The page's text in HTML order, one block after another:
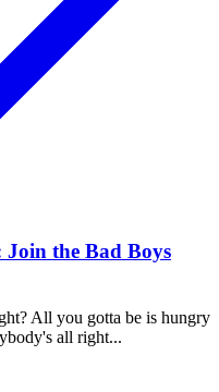
Join the Bad Boys
All you gotta be is hungry
all right...